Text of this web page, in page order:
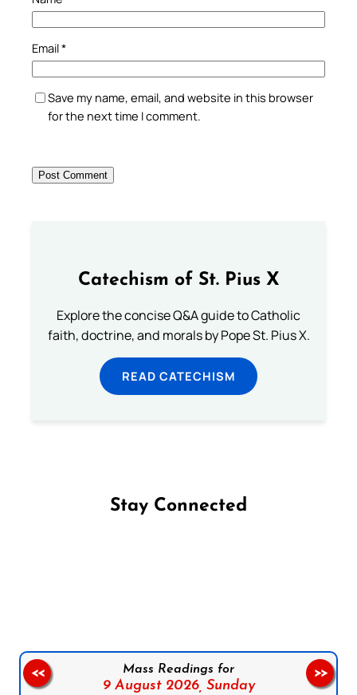
Email*
Save my name, email, and website in this browser
for the next time I comment.
Catechism of St. Pius X
Explore the concise Q&A guide to Catholic
faith, doctrine, and morals by Pope St. Pius X.
READ CATECHISM
Stay Connected
Mass Readings for
9 August 2026, Sunday
<< >>